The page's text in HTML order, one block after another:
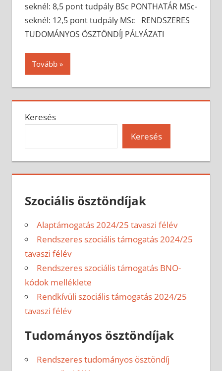
seknél: 8,5 pont tudpály BSc PONTHATÁR MSc-
seknél: 12,5 pont tudpály MSc RENDSZERES
TUDOMÁNYOS ÖSZTÖNDÍJ PÁLYÁZATI
Tovább
Keresés
Keresés
Szociális ösztöndíjak
Alaptámogatás 2024/25 tavaszi félév
Rendszeres szociális támogatás 2024/25
tavaszi félév
Rendszeres szociális támogatás BNO-
kódok melléklete
Rendkívüli szociális támogatás 2024/25
tavaszi félév
Tudományos ösztöndíjak
Rendszeres tudományos ösztöndíj